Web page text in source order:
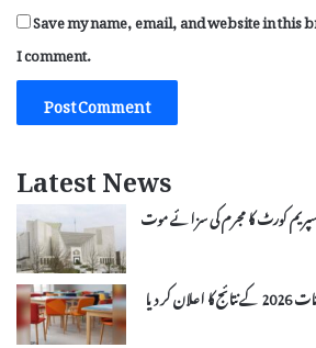
Save my name, email, and website in this
I comment.
Latest News
کورٹ کا مجرم کی سزائے موت
دیا